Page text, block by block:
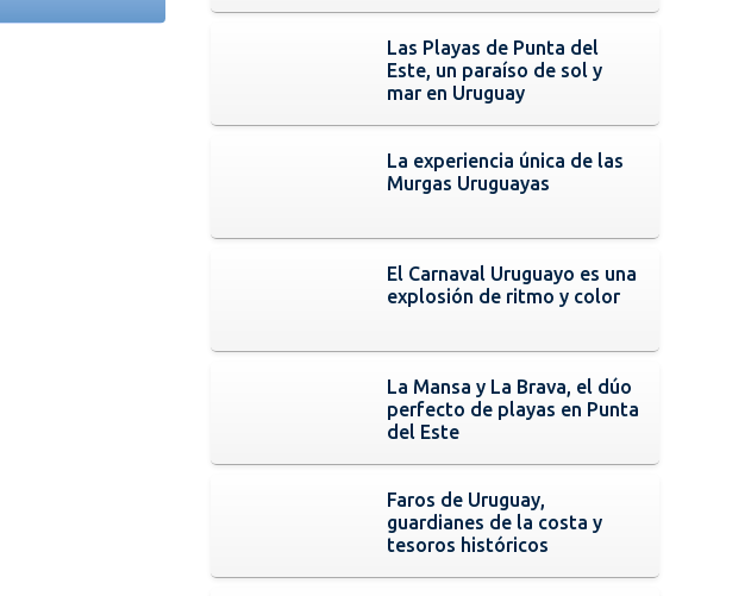
Las Playas de Punta del
Este, un paraíso de sol y
mar en Uruguay
La experiencia única de las
Murgas Uruguayas
El Carnaval Uruguayo es una
explosión de ritmo y color
La Mansa y La Brava, el dúo
perfecto de playas en Punta
del Este
Faros de Uruguay,
guardianes de la costa y
tesoros históricos